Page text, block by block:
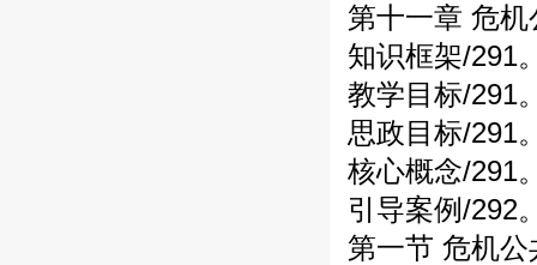
第十一章 危
知识框架/291
教学目标/291
思政目标/291
核心概念/291
引导案例/292
第一节 危机